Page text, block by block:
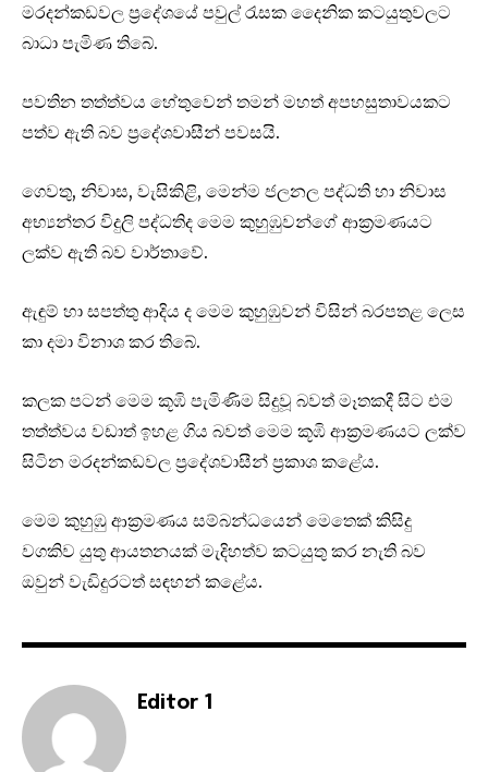
මරදන්කඩවල ප්‍රදේශයේ පවුල් රැසක දෛනික කටයුතුවලට
බාධා පැමිණ තිබේ.
පවතින තත්ත්වය හේතුවෙන් තමන් මහත් අපහසුතාවයකට
පත්ව ඇති බව ප්‍රදේශවාසීන් පවසයි.
ගෙවතු, නිවාස, වැසිකිළි, මෙන්ම ජලනල පද්ධති හා නිවාස
අභ්‍යන්තර විදුලි පද්ධතිද මෙම කුහුඹුවන්ගේ ආක්‍රමණයට
ලක්ව ඇති බව වාර්තාවේ.
ඇඳුම් හා සපත්තු ආදිය ද මෙම කුහුඹුවන් විසින් බරපතළ ලෙස
කා දමා විනාශ කර තිබේ.
කලක පටන් මෙම කූඹි පැමිණිම සිදුවූ බවත් මෑතකදී සිට එම
තත්ත්වය වඩාත් ඉහළ ගිය බවත් මෙම කූඹි ආක්‍රමණයට ලක්ව
සිටින මරදන්කඩවල ප්‍රදේශවාසීන් ප්‍රකාශ කළේය.
මෙම කුහුඹු ආක්‍රමණය සම්බන්ධයෙන් මෙතෙක් කිසිදු
වගකිව යුතු ආයතනයක් මැදිහත්ව කටයුතු කර නැති බව
ඔවුන් වැඩිදුරටත් සඳහන් කළේය.
Editor 1